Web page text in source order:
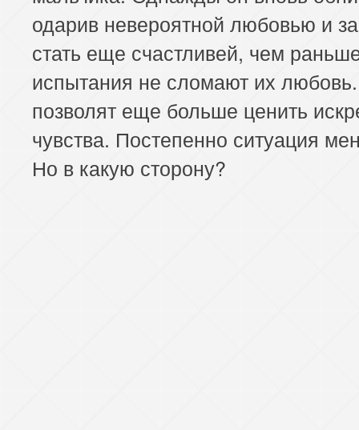
одарив невероятной любовью и
стать еще счастливей, чем
испытания не сломают их
позволят еще больше ценить
чувства. Постепенно ситуация
Но в какую сторону?